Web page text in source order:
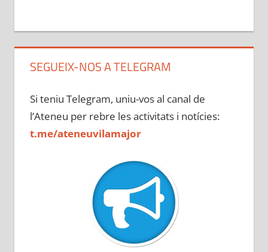
SEGUEIX-NOS A TELEGRAM
Si teniu Telegram, uniu-vos al canal de
l’Ateneu per rebre les activitats i notícies:
t.me/ateneuvilamajor